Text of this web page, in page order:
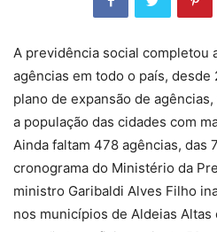
A previdência social completou
agências em todo o país,
plano de expansão de
a população das cidades com
Ainda faltam 478 agências, das
cronograma do Ministério da
ministro Garibaldi Alves Filho
nos municípios de Aldeias Altas